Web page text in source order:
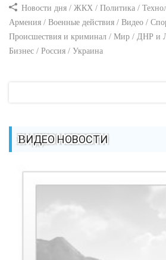
Новости дня / ЖКХ / Политика /
Армения / Военные действия / Видео /
Происшествия и криминал / Мир / ДНР и
Бизнес / Россия / Украина
ВИДЕО НОВОСТИ